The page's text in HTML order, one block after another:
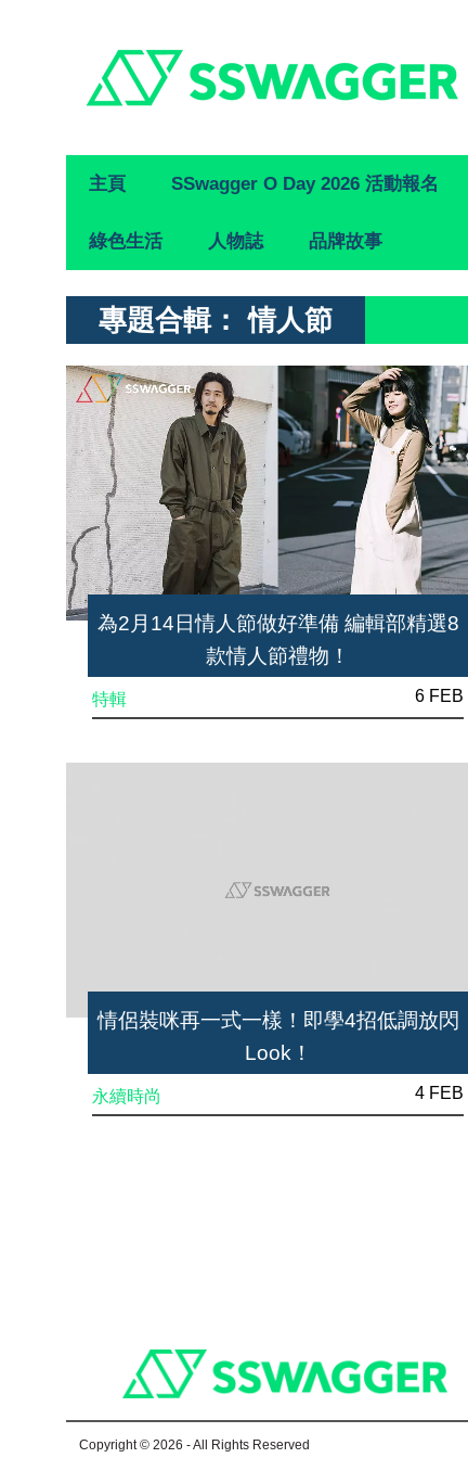
Primary
Navigation
主頁 SSwagger O Day 2026 活動報名
綠色生活 人物誌 品牌故事
專題合輯： 情人節
為2月14日情人節做好準備 編輯部精選8
款情人節禮物！
特輯 6 FEB
情侶裝咪再一式一樣！即學4招低調放閃
Look！
永續時尚 4 FEB
Copyright © 2026 - All Rights Reserved